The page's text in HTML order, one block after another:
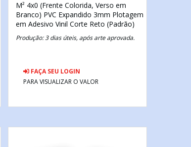
M² 4x0 (Frente Colorida, Verso em
Branco) PVC Expandido 3mm Plotagem
em Adesivo Vinil Corte Reto (Padrão)
Produção: 3 dias úteis, após arte aprovada.
FAÇA SEU LOGIN
PARA VISUALIZAR O VALOR